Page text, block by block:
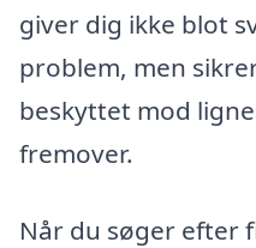
giver dig ikke blot
problem, men
beskyttet mod
fremover.
Når du søger efter